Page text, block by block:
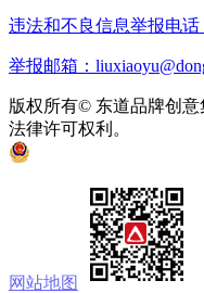
违法和不良信息举报电话
举报邮箱：
版权所有© 东道品牌创意
法律许可权利。
网站地图